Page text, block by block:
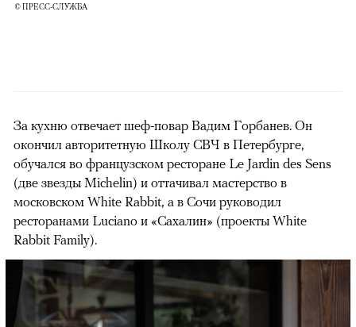
© ПРЕСС-СЛУЖБА
За кухню отвечает шеф-повар Вадим Горбанев. Он
окончил авторитетную Школу СВЧ в Петербурге,
обучался во французском ресторане Le Jardin des Sens
(две звезды Michelin) и оттачивал мастерство в
московском White Rabbit, а в Сочи руководил
ресторанами Luciano и «Сахалин» (проекты White
Rabbit Family).